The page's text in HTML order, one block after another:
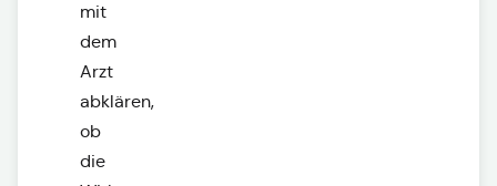
mit
dem
Arzt
abklären,
ob
die